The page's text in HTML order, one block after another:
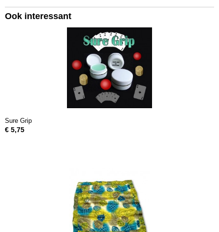
Ook interessant
Sure Grip
€ 5,75